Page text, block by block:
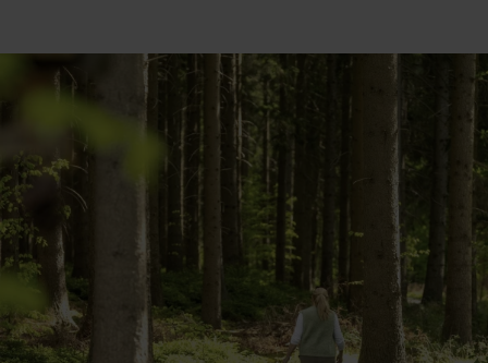
sondern auch in Netzen aus Logistik und Versorgung,
die weit in den Alltag der Menschen und in die
Landschaft hineinreichen. Auch wenn er erst auf den
zweiten Blick erkennbar ist und unter Moos und
Bewuchs fast verschwindet, bleibt er Teil dieser
Geschichte.
Hinsehen lohnt sich: Geh ein paar Schritte näher
heran und schau dir die Oberfläche genauer an. Wo
siehst du noch gerade Kanten, kleine Öffnungen
oder den Übergang zwischen Stein und Beton? Wo
fängt der Wald an, wo hört der Bunker auf?